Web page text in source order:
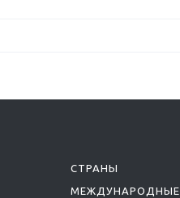
СТРАНЫ
МЕЖДУНАРОДНЫЕ